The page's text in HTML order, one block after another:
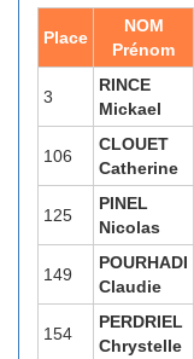
Place
NOM
Prénom
3
RINCE
Mickael
106
CLOUET
Catherine
125
PINEL
Nicolas
149
POURHADI
Claudie
154
PERDRIEL
Chrystelle